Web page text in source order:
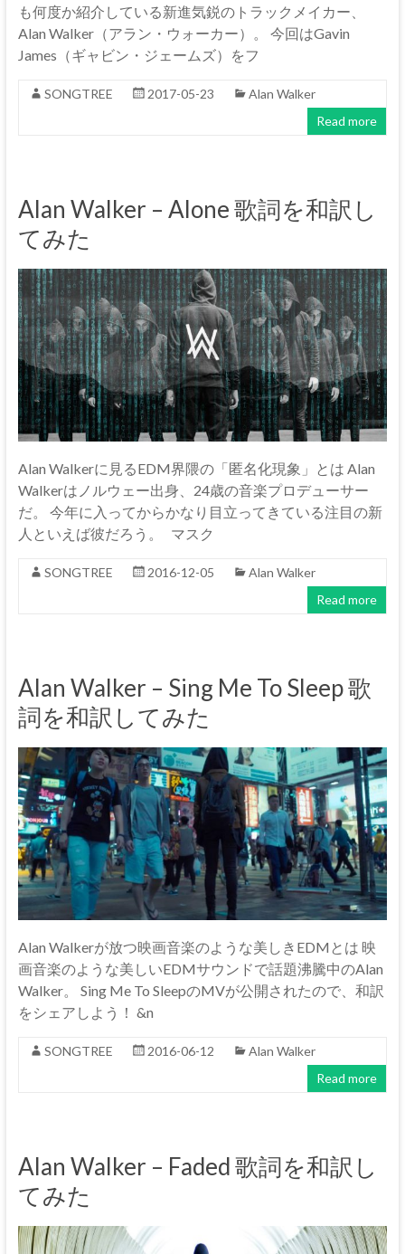
も何度か紹介している新進気鋭のトラックメイカー、
Alan Walker（アラン・ウォーカー）。 今回はGavin
James（ギャビン・ジェームズ）をフ
SONGTREE 2017-05-23
Alan Walker
Read more
Alan Walker – Alone 歌詞を和訳し
てみた
Alan Walkerに見るEDM界隈の「匿名化現象」とは Alan
Walkerはノルウェー出身、24歳の音楽プロデューサー
だ。 今年に入ってからかなり目立ってきている注目の新
人といえば彼だろう。 マスク
SONGTREE 2016-12-05
Alan Walker
Read more
Alan Walker – Sing Me To Sleep 歌
詞を和訳してみた
Alan Walkerが放つ映画音楽のような美しきEDMとは 映
画音楽のような美しいEDMサウンドで話題沸騰中のAlan
Walker。 Sing Me To SleepのMVが公開されたので、和訳
をシェアしよう！ &n
SONGTREE 2016-06-12
Alan Walker
Read more
Alan Walker – Faded 歌詞を和訳し
てみた